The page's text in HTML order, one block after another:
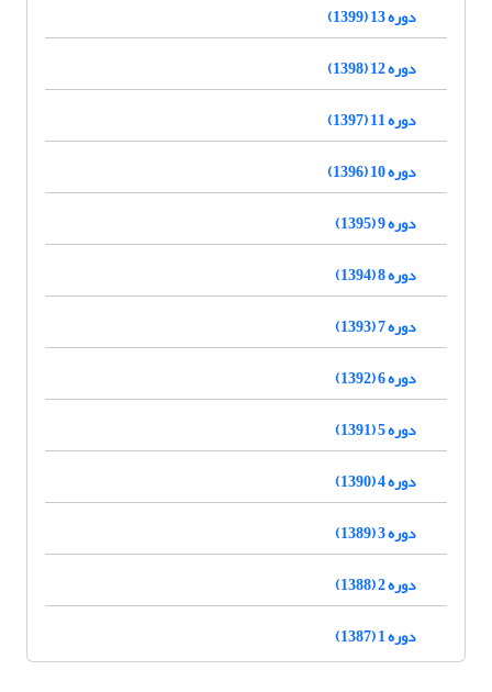
دوره 13 (1399)
دوره 12 (1398)
دوره 11 (1397)
دوره 10 (1396)
دوره 9 (1395)
دوره 8 (1394)
دوره 7 (1393)
دوره 6 (1392)
دوره 5 (1391)
دوره 4 (1390)
دوره 3 (1389)
دوره 2 (1388)
دوره 1 (1387)